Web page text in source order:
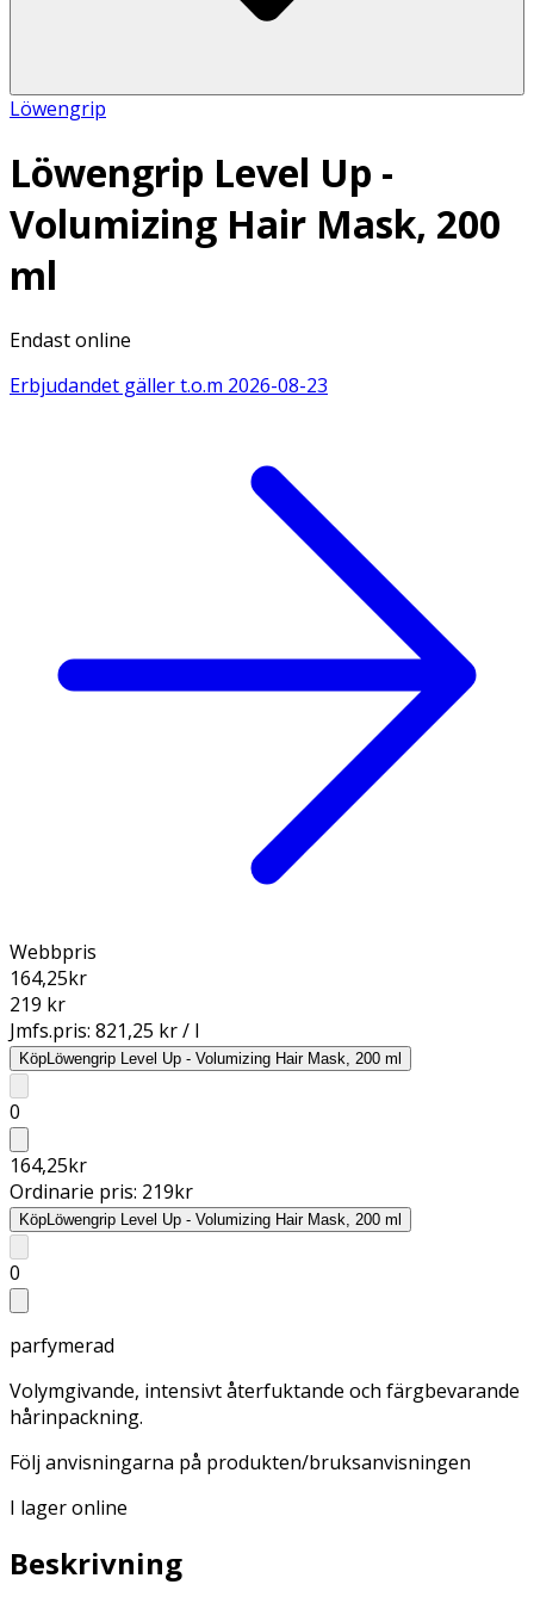
Löwengrip
Löwengrip Level Up -
Volumizing Hair Mask, 200
ml
Endast online
Erbjudandet gäller t.o.m 2026-08-23
Webbpris
164,25kr
219 kr
Jmfs.pris: 821,25 kr / l
KöpLöwengrip Level Up - Volumizing Hair Mask, 200 ml
0
164,25kr
Ordinarie pris: 219kr
KöpLöwengrip Level Up - Volumizing Hair Mask, 200 ml
0
parfymerad
Volymgivande, intensivt återfuktande och färgbevarande
hårinpackning.
Följ anvisningarna på produkten/bruksanvisningen
I lager online
Beskrivning